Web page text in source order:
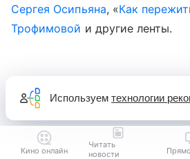
Сергея Осипьяна, «Как
Трофимовой и другие ленты.
Кино онлайн
Читать
новости
Используем технологии